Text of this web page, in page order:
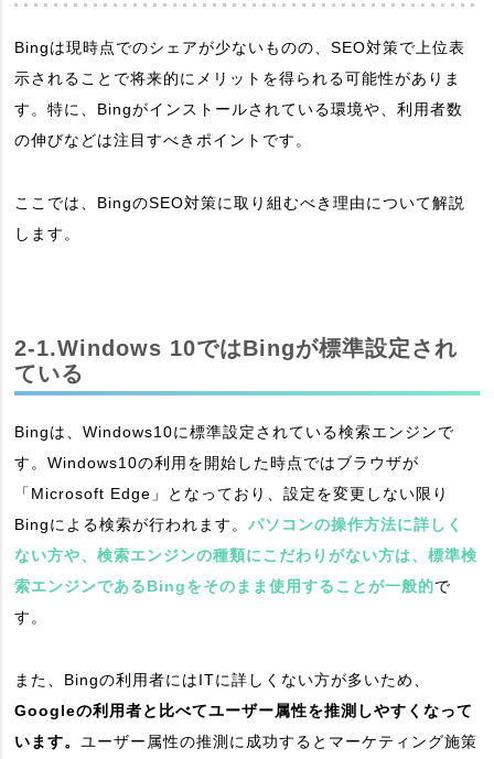
Bingは現時点でのシェアが少ないものの、SEO対策で上位表
示されることで将来的にメリットを得られる可能性がありま
す。特に、Bingがインストールされている環境や、利用者数
の伸びなどは注目すべきポイントです。
ここでは、BingのSEO対策に取り組むべき理由について解説
します。
2-1.Windows 10ではBingが標準設定され
ている
Bingは、Windows10に標準設定されている検索エンジンで
す。Windows10の利用を開始した時点ではブラウザが
「Microsoft Edge」となっており、設定を変更しない限り
Bingによる検索が行われます。パソコンの操作方法に詳しく
ない方や、検索エンジンの種類にこだわりがない方は、標準検
索エンジンであるBingをそのまま使用することが一般的で
す。
また、Bingの利用者にはITに詳しくない方が多いため、
Googleの利用者と比べてユーザー属性を推測しやすくなって
います。ユーザー属性の推測に成功するとマーケティング施策